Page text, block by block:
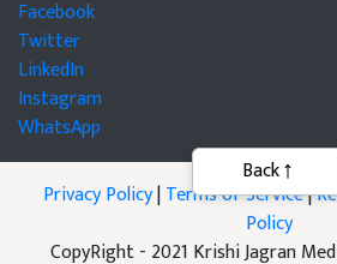
Facebook
Twitter
LinkedIn
Instagram
WhatsApp
Privacy Policy|Terms of Service|
Policy
CopyRight - 2021 Krishi Jagran